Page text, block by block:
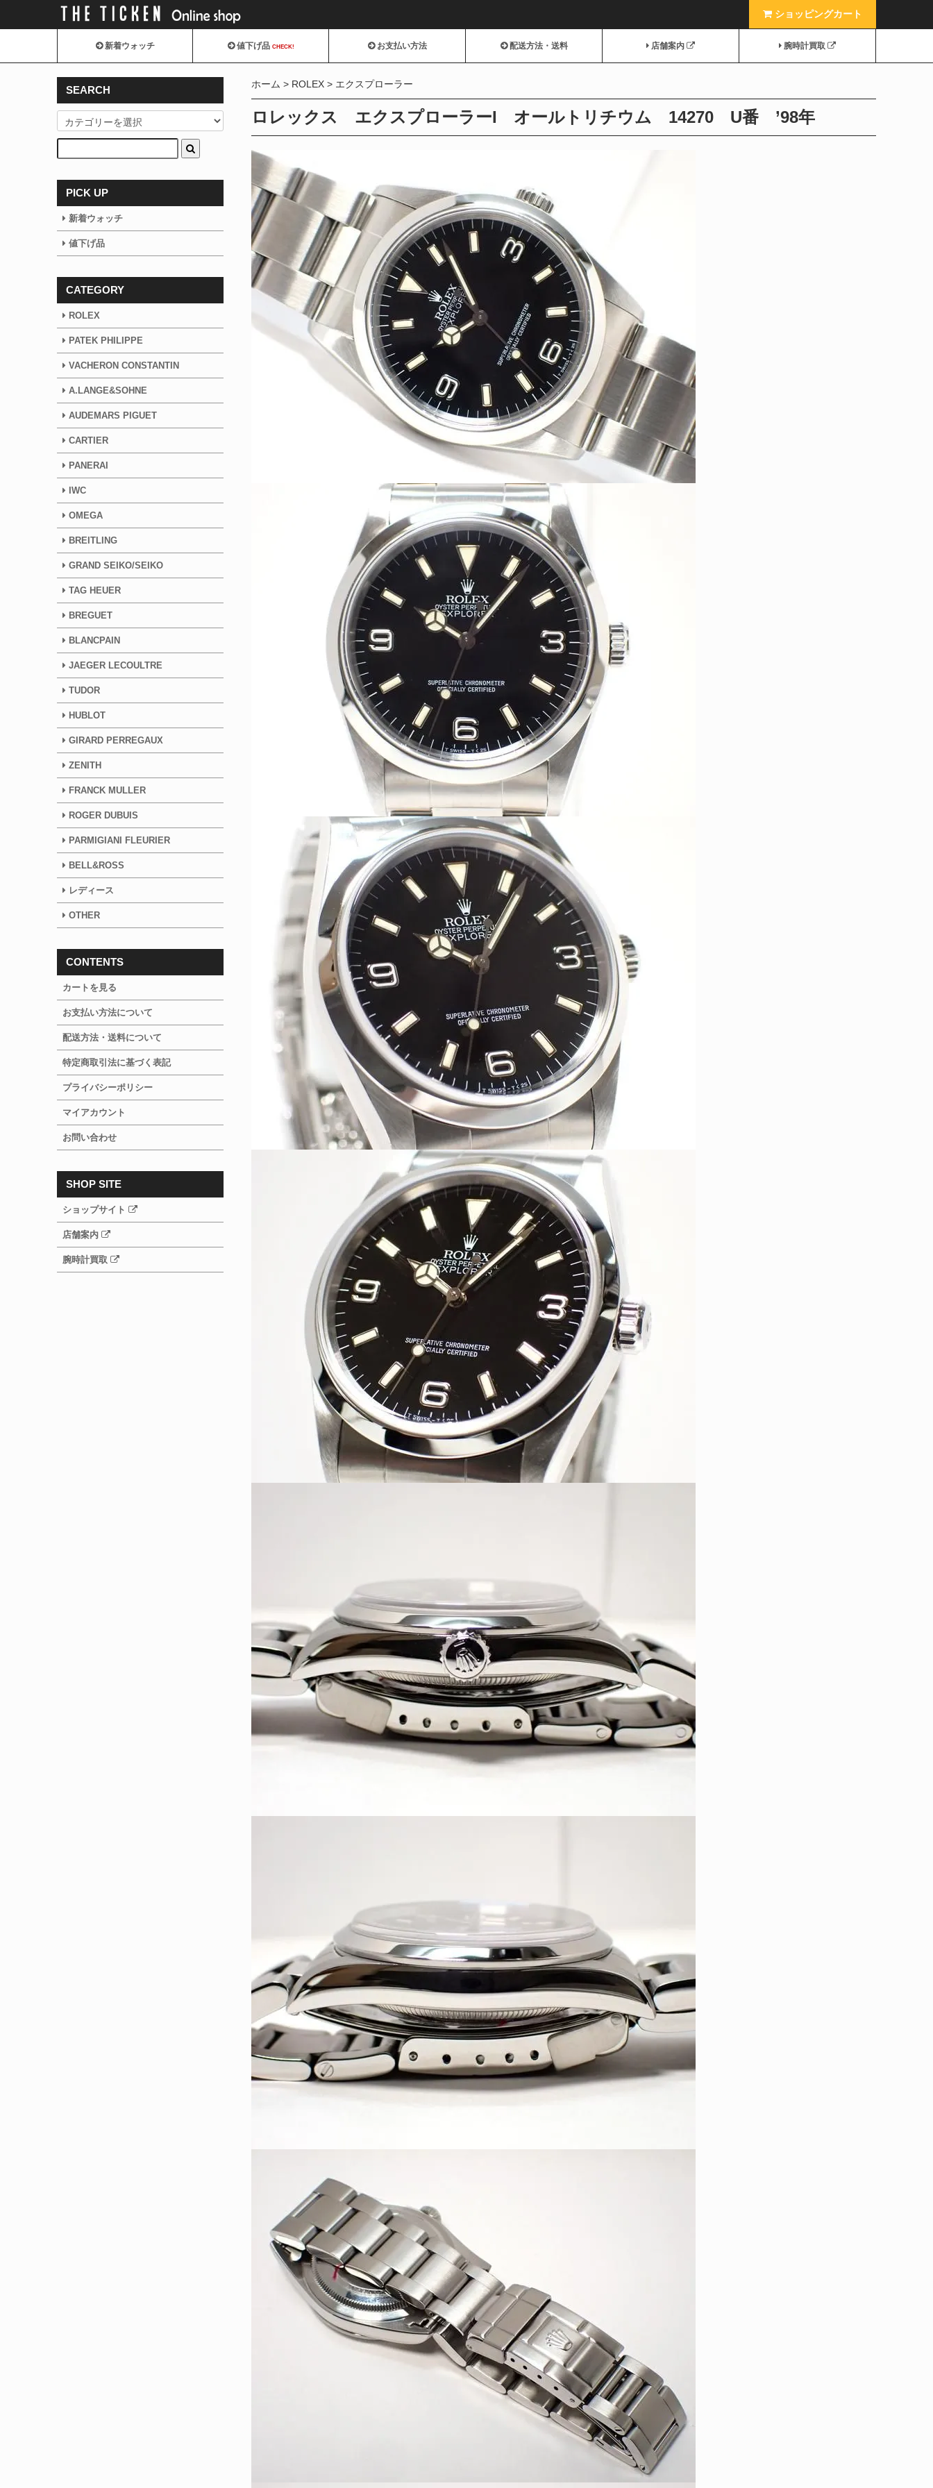
ショッピングカート
新着ウォッチ 値下げ品 CHECK! お支払い方法 配送方法・送料 店舗案内 腕時計買取
ホーム ROLEX エクスプローラー
ロレックス エクスプローラーI オールトリチウム 14270 U番 ’98年
SEARCH
PICK UP
新着ウォッチ
値下げ品
CATEGORY
ROLEX
PATEK PHILIPPE
VACHERON CONSTANTIN
A.LANGE&SOHNE
AUDEMARS PIGUET
CARTIER
PANERAI
IWC
OMEGA
BREITLING
GRAND SEIKO/SEIKO
TAG HEUER
BREGUET
BLANCPAIN
JAEGER LECOULTRE
TUDOR
HUBLOT
GIRARD PERREGAUX
ZENITH
FRANCK MULLER
ROGER DUBUIS
PARMIGIANI FLEURIER
BELL&ROSS
レディース
OTHER
CONTENTS
カートを見る
お支払い方法について
配送方法・送料について
特定商取引法に基づく表記
プライバシーポリシー
マイアカウント
お問い合わせ
SHOP SITE
ショップサイト
店舗案内
腕時計買取